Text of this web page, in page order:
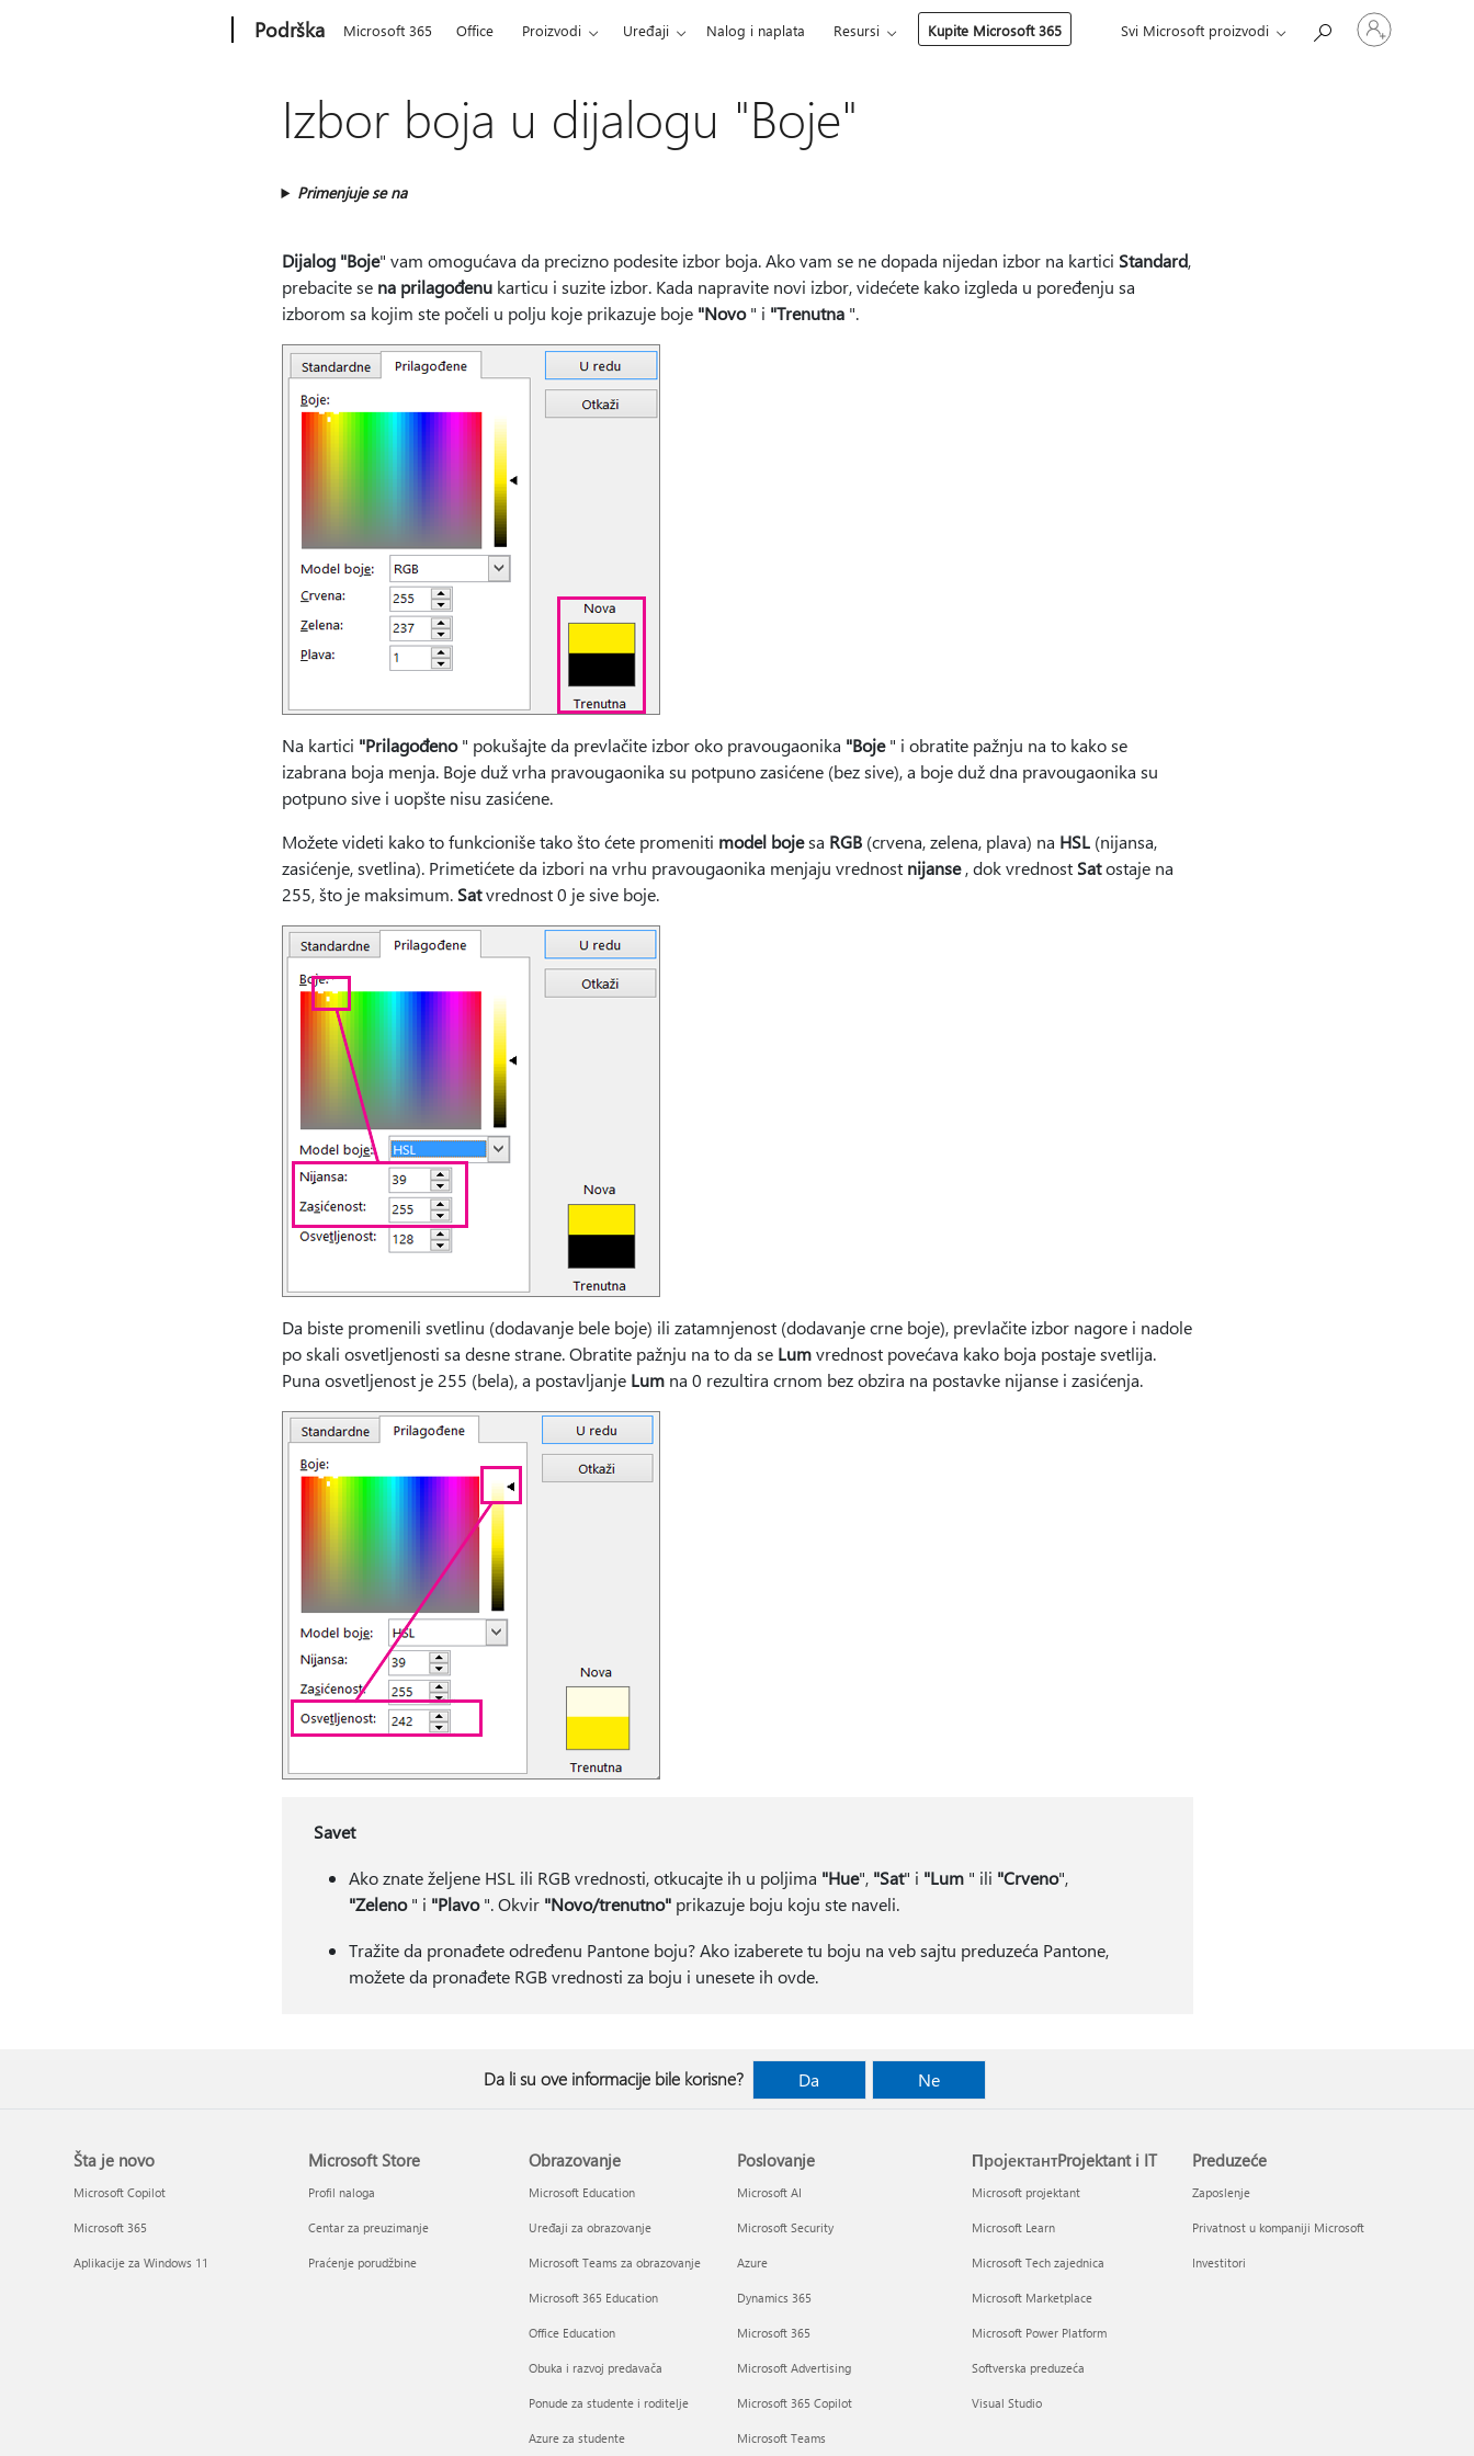
Podrška Microsoft 365 Office Proizvodi Uređaji Nalog i naplata Resursi Kupite Microsoft 365 Svi Microsoft proizvodi
Prijavite
se
Izbor boja u dijalogu "Boje"
Primenjuje se na
Dijalog "Boje" vam omogućava da precizno podesite izbor boja. Ako vam se ne dopada nijedan izbor na kartici Standard,
prebacite se na prilagođenukarticu i suzite izbor. Kada napravite novi izbor, videćete kako izgleda u poređenju sa
izborom sa kojim ste počeli u polju koje prikazuje boje "Novo" i "Trenutna".
Na kartici "Prilagođeno" pokušajte da prevlačite izbor oko pravougaonika "Boje" i obratite pažnju na to kako se
izabrana boja menja. Boje duž vrha pravougaonika su potpuno zasićene (bez sive), a boje duž dna pravougaonika su
potpuno sive i uopšte nisu zasićene.
Možete videti kako to funkcioniše tako što ćete promeniti model bojesa RGB(crvena, zelena, plava) na HSL(nijansa,
zasićenje, svetlina). Primetićete da izbori na vrhu pravougaonika menjaju vrednost nijanse, dok vrednost Satostaje na
255, što je maksimum. Satvrednost 0 je sive boje.
Da biste promenili svetlinu (dodavanje bele boje) ili zatamnjenost (dodavanje crne boje), prevlačite izbor nagore i nadole
po skali osvetljenosti sa desne strane. Obratite pažnju na to da se Lumvrednost povećava kako boja postaje svetlija.
Puna osvetljenost je 255 (bela), a postavljanje Lumna 0 rezultira crnom bez obzira na postavke nijanse i zasićenja.
Savet
Ako znate željene HSL ili RGB vrednosti, otkucajte ih u poljima "Hue", "Sat" i "Lum" ili "Crveno",
"Zeleno" i "Plavo". Okvir "Novo/trenutno"prikazuje boju koju ste naveli.
Tražite da pronađete određenu Pantone boju? Ako izaberete tu boju na veb sajtu preduzeća Pantone,
možete da pronađete RGB vrednosti za boju i unesete ih ovde.
Da li su ove informacije bile korisne? Da Ne
Šta je novo
Microsoft Copilot
Microsoft 365
Aplikacije za Windows 11
Microsoft Store
Profil naloga
Centar za preuzimanje
Praćenje porudžbine
Obrazovanje
Microsoft Education
Uređaji za obrazovanje
Microsoft Teams za obrazovanje
Microsoft 365 Education
Office Education
Obuka i razvoj predavača
Ponude za studente i roditelje
Azure za studente
Poslovanje
Microsoft AI
Microsoft Security
Azure
Dynamics 365
Microsoft 365
Microsoft Advertising
Microsoft 365 Copilot
Microsoft Teams
ПројектантProjektant i IT
Microsoft projektant
Microsoft Learn
Microsoft Tech zajednica
Microsoft Marketplace
Microsoft Power Platform
Softverska preduzeća
Visual Studio
Preduzeće
Zaposlenje
Privatnost u kompaniji Microsoft
Investitori